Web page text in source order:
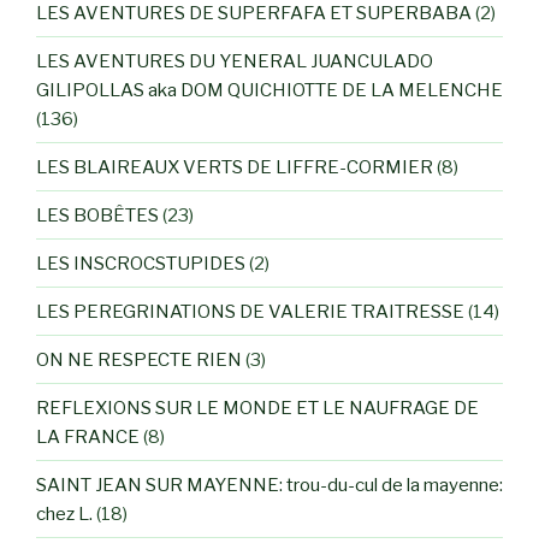
LES AVENTURES DE SUPERFAFA ET SUPERBABA(2)
LES AVENTURES DU YENERAL JUANCULADO
GILIPOLLAS aka DOM QUICHIOTTE DE LA MELENCHE
(136)
LES BLAIREAUX VERTS DE LIFFRE-CORMIER (8)
LES BOBÊTES (23)
LES INSCROCSTUPIDES (2)
LES PEREGRINATIONS DE VALERIE TRAITRESSE (14)
ON NE RESPECTE RIEN (3)
REFLEXIONS SUR LE MONDE ET LE NAUFRAGE DE
LA FRANCE (8)
SAINT JEAN SUR MAYENNE: trou-du-cul de la mayenne:
chez L. (18)